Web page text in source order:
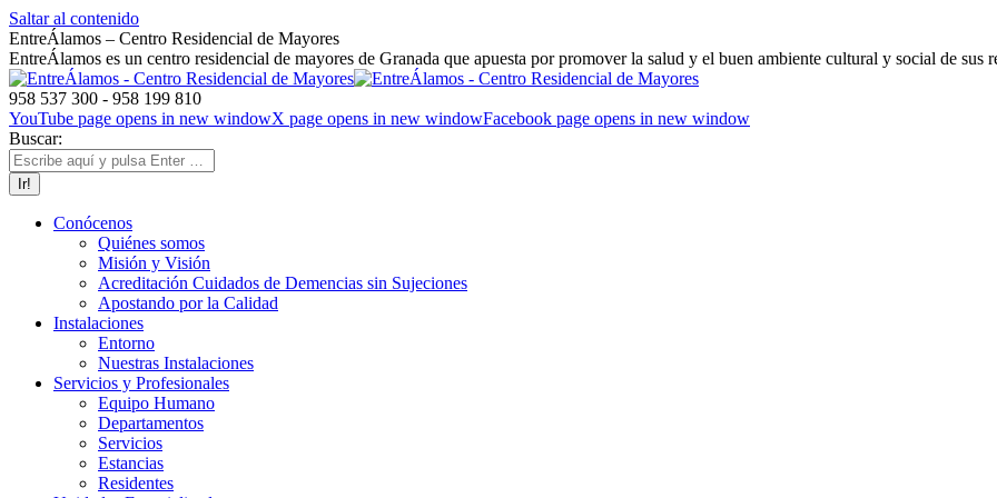
Saltar al contenido
EntreÁlamos – Centro Residencial de Mayores
EntreÁlamos es un centro residencial de mayores de Granada que apuesta por promover la salud y el buen ambiente cultural y social de sus
958 537 300 - 958 199 810
YouTube page opens in new windowX page opens in new windowFacebook page opens in new window
Buscar:
Conócenos
Quiénes somos
Misión y Visión
Acreditación Cuidados de Demencias sin Sujeciones
Apostando por la Calidad
Instalaciones
Entorno
Nuestras Instalaciones
Servicios y Profesionales
Equipo Humano
Departamentos
Servicios
Estancias
Residentes